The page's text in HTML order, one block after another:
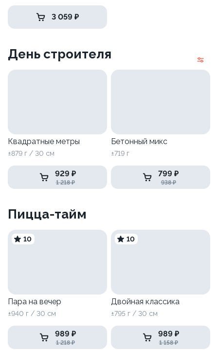
3 059 ₽
День строителя
Квадратные метры
±879 г / 30 см
929 ₽
1 218 ₽
Бетонный микс
±719 г
799 ₽
938 ₽
Пицца-тайм
10
Пара на вечер
±940 г / 30 см
989 ₽
1 218 ₽
10
Двойная классика
±795 г / 30 см
989 ₽
1 158 ₽